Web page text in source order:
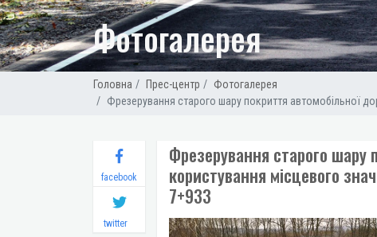
Головна Прес-центр
Фотогалерея
Фрезерування старого шару покриття автомобільної
Фотогалерея
Фрезерування старого шару
користування місцевого
7+933
facebook
twitter